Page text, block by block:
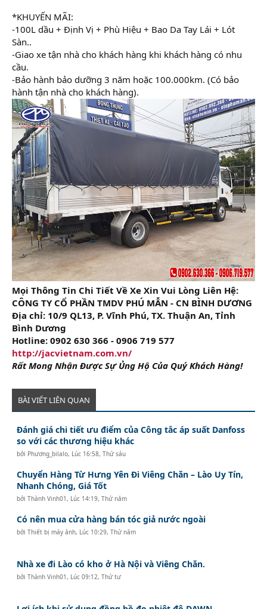
*KHUYẾN MÃI:
-100L dầu + Định Vị + Phù Hiệu + Bao Da Tay Lái + Lót
Sàn..
-Giao xe tận nhà cho khách hàng khi khách hàng có nhu
cầu.
-Bảo hành bảo dưỡng 3 năm hoặc 100.000km. (Có bảo
hành tận nhà cho khách hàng).
Mọi Thông Tin Chi Tiết Về Xe Xin Vui Lòng Liên Hệ:
CÔNG TY CỔ PHẦN TMDV PHÚ MẪN - CN BÌNH DƯƠNG
Địa chỉ: 10/9 QL13, P. Vĩnh Phú, TX. Thuận An, Tỉnh
Bình Dương
Hotline: 0902 630 366 - 0906 719 577
http://jacvietnam.com.vn/
Rất Mong Nhận Được Sự Ủng Hộ Của Quý Khách Hàng!
BÀI VIẾT LIÊN QUAN
Đánh giá chi tiết ưu điểm của Công tắc áp suất Danfoss
so với các thương hiệu khác
bởi Phương_bilalo, Lúc 16:58, Thứ sáu
Chuyển Hàng Từ Hưng Yên Đi Viêng Chăn – Lào Uy Tín,
Nhanh Chóng, Giá Tốt
bởiThành Vinh01 , Lúc 14:19, Thứ năm
Có nên mua cửa hàng bán tóc giả nước ngoài
bởiThiết bị máy ảnh, Lúc 10:29, Thứ năm
Nhà xe đi Lào có kho ở Hà Nội và Viêng Chăn.
bởiThành Vinh01 , Lúc 09:12, Thứ tư